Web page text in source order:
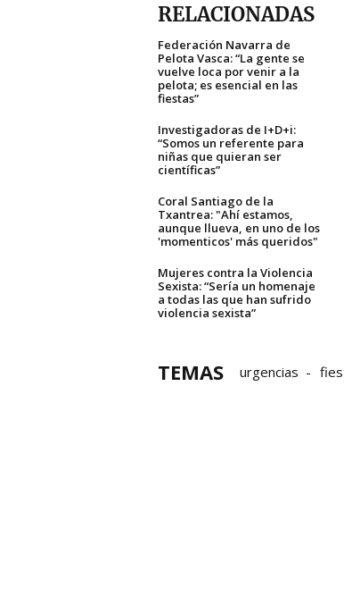
RELACIONADAS
Federación Navarra de
Pelota Vasca: “La gente se
vuelve loca por venir a la
pelota; es esencial en las
fiestas”
Investigadoras de I+D+i:
“Somos un referente para
niñas que quieran ser
científicas”
Coral Santiago de la
Txantrea: "Ahí estamos,
aunque llueva, en uno de los
'momenticos' más queridos"
Mujeres contra la Violencia
Sexista: “Sería un homenaje
a todas las que han sufrido
violencia sexista”
TEMAS urgencias